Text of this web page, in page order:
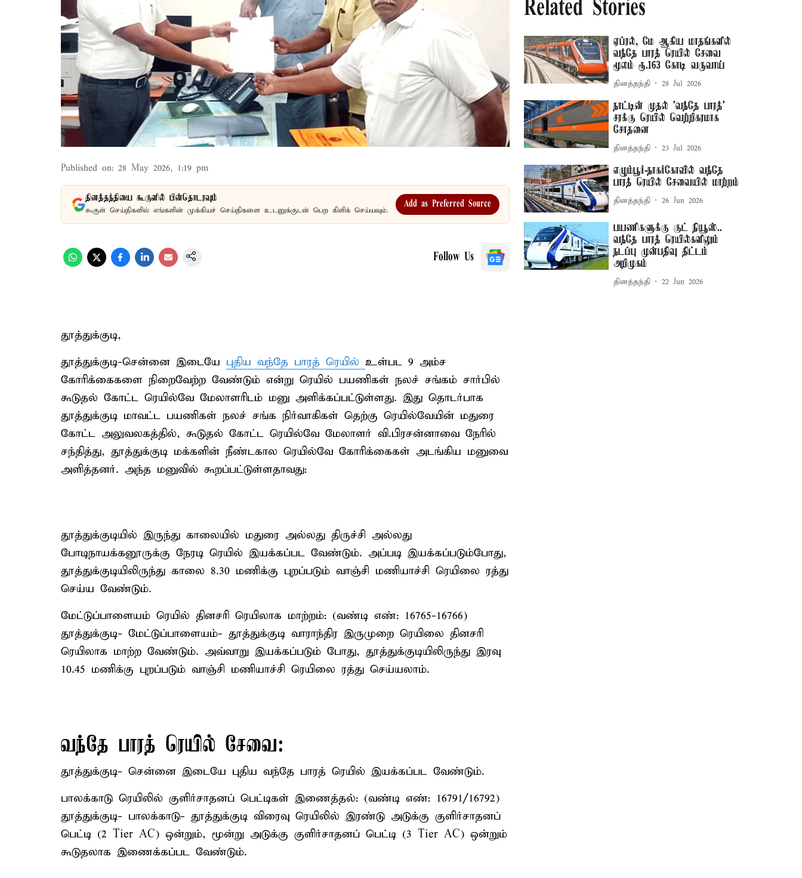
Published on: 28 May 2026, 1:19 pm
தினத்தந்தியை கூகுளில் பின்தொடரவும்
கூகுள் செய்திகளில் எங்களின் முக்கியச் செய்திகளை உடனுக்குடன் பெற கிளிக் செய்யவும்.
Add as Preferred Source
Follow Us
தூத்துக்குடி,
தூத்துக்குடி-சென்னை இடையே புதிய வந்தே பாரத் ரெயில் உள்பட 9 அம்ச
கோரிக்கைகளை நிறைவேற்ற வேண்டும் என்று ரெயில் பயணிகள் நலச் சங்கம் சார்பில்
கூடுதல் கோட்ட ரெயில்வே மேலாளரிடம் மனு அளிக்கப்பட்டுள்ளது. இது தொடர்பாக
தூத்துக்குடி மாவட்ட பயணிகள் நலச் சங்க நிர்வாகிகள் தெற்கு ரெயில்வேயின் மதுரை
கோட்ட அலுவலகத்தில், கூடுதல் கோட்ட ரெயில்வே மேலாளர் வி.பிரசன்னாவை நேரில்
சந்தித்து, தூத்துக்குடி மக்களின் நீண்டகால ரெயில்வே கோரிக்கைகள் அடங்கிய மனுவை
அளித்தனர். அந்த மனுவில் கூறப்பட்டுள்ளதாவது:
தூத்துக்குடியில் இருந்து காலையில் மதுரை அல்லது திருச்சி அல்லது
போடிநாயக்கனூருக்கு நேரடி ரெயில் இயக்கப்பட வேண்டும். அப்படி இயக்கப்படும்போது,
தூத்துக்குடியிலிருந்து காலை 8.30 மணிக்கு புறப்படும் வாஞ்சி மணியாச்சி ரெயிலை ரத்து
செய்ய வேண்டும்.
மேட்டுப்பாளையம் ரெயில் தினசரி ரெயிலாக மாற்றம்: (வண்டி எண்: 16765-16766)
தூத்துக்குடி- மேட்டுப்பாளையம்- தூத்துக்குடி வாராந்திர இருமுறை ரெயிலை தினசரி
ரெயிலாக மாற்ற வேண்டும். அவ்வாறு இயக்கப்படும் போது, தூத்துக்குடியிலிருந்து இரவு
10.45 மணிக்கு புறப்படும் வாஞ்சி மணியாச்சி ரெயிலை ரத்து செய்யலாம்.
வந்தே பாரத் ரெயில் சேவை:
தூத்துக்குடி- சென்னை இடையே புதிய வந்தே பாரத் ரெயில் இயக்கப்பட வேண்டும்.
பாலக்காடு ரெயிலில் குளிர்சாதனப் பெட்டிகள் இணைத்தல்: (வண்டி எண்: 16791/16792)
தூத்துக்குடி- பாலக்காடு- தூத்துக்குடி விரைவு ரெயிலில் இரண்டு அடுக்கு குளிர்சாதனப்
பெட்டி (2 Tier AC) ஒன்றும், மூன்று அடுக்கு குளிர்சாதனப் பெட்டி (3 Tier AC) ஒன்றும்
கூடுதலாக இணைக்கப்பட வேண்டும்.
Related Stories
ஏப்ரல், மே ஆகிய மாதங்களில்
வந்தே பாரத் ரெயில் சேவை
மூலம் ரூ.163 கோடி வருவாய்
தினத்தந்தி 28 Jul 2026
நாட்டின் முதல் 'வந்தே பாரத்'
சரக்கு ரெயில் வெற்றிகரமாக
சோதனை
தினத்தந்தி 23 Jul 2026
எழும்பூர்-நாகர்கோவில் வந்தே
பாரத் ரெயில் சேவையில் மாற்றம்
தினத்தந்தி 26 Jun 2026
பயணிகளுக்கு குட் நியூஸ்..
வந்தே பாரத் ரெயில்களிலும்
நடப்பு முன்பதிவு திட்டம்
அறிமுகம்
தினத்தந்தி 22 Jun 2026